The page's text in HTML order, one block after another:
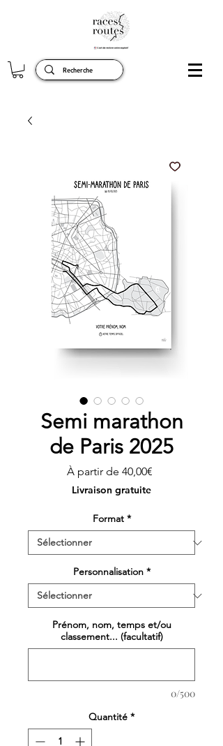
Semi marathon
de Paris 2025
À partir de 40,00€
Livraison gratuite
Format *
Personnalisation *
Prénom, nom, temps et/ou
classement... (facultatif)
0/500
Quantité *